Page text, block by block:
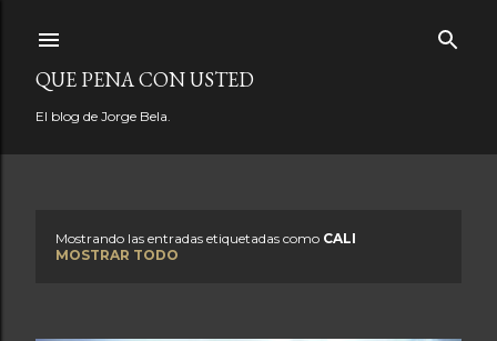
QUE PENA CON USTED
El blog de Jorge Bela.
Mostrando las entradas etiquetadas como CALI
MOSTRAR TODO